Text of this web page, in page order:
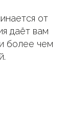
от
даёт вам
более чем